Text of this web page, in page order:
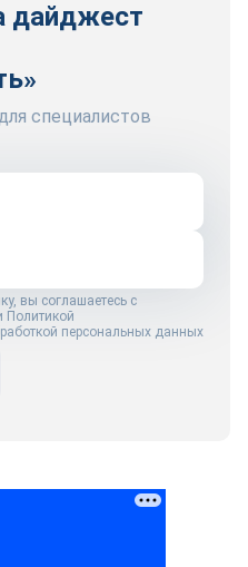
дайджест
специалистов
вы соглашаетесь с
Политикой
персональных данных